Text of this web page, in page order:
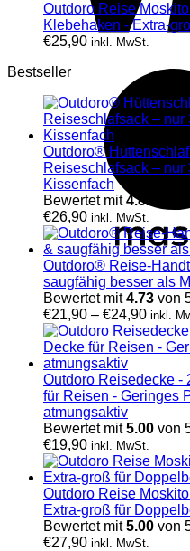
Outdoro Reise
Klebehaken - Extra-
€25,90 inkl. MwSt.
Bestseller
Outdoro®
Reiseschlafsack –
Kissenfach
Bewertet mit4.82
€26,90 inkl. MwSt.
Outdoro® Reise-
saugfähig besser als
Bewertet mit4.73 von
€21,90 – €24,90 inkl.
Outdoro Reisedecke -
für Reisen - Geringes
atmungsaktiv
Bewertet mit5.00 von
€19,90 inkl. MwSt.
Outdoro Reise
Extra-groß für
Bewertet mit5.00 von
€27,90 inkl. MwSt.